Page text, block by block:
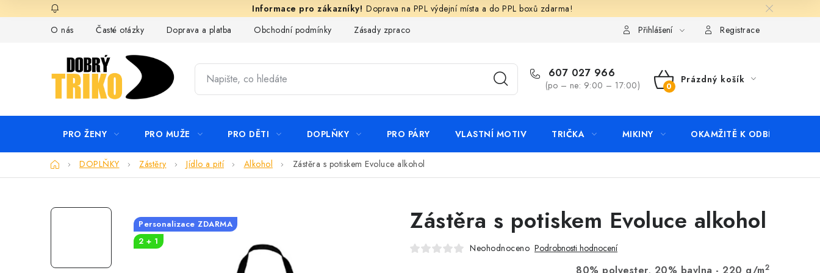
na
Doprava na PPL výdejní místa a do PPL boxů zdarma!
O nás
Časté otázky Doprava a platba Obchodní podmínky Zásady zpracování ochrany osobních údajů KontaktyPřihlášení Registrace
607 027 966
(po – ne: 9:00 – 17:00)
NÁKUPNÍ
Prázdný košík
PRO ŽENY PRO MUŽE PRO DĚTI DOPLŇKY PRO PÁRY VLASTNÍ MOTIV TRIČKA MIKINY OKAMŽITĚ K ODBĚRU
DomůDOPLŇKY Zástěry Jídlo a pití Alkohol Zástěra s potiskem Evoluce alkohol
Zástěra s potiskem Evoluce alkohol
Neohodnoceno Podrobnosti hodnocení
2
Personalizace ZDARMA
2 + 1